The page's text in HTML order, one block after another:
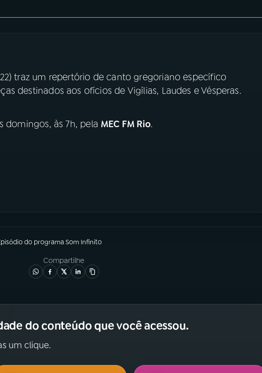
traz um repertório de canto gregoriano específico
destinados aos ofícios de Vigílias, Laudes e Vésperas.
domingos, às 7h, pela MEC FM Rio.
do programaSom Infinito
Compartilhe
do conteúdo que você acessou.
um clique.